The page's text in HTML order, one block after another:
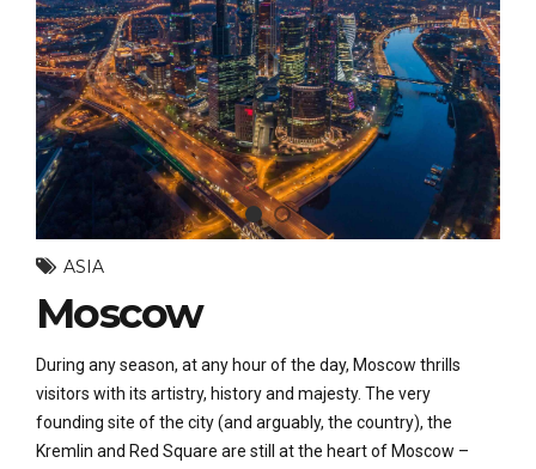
ASIA
Moscow
During any season, at any hour of the day, Moscow thrills
visitors with its artistry, history and majesty. The very
founding site of the city (and arguably, the country), the
Kremlin and Red Square are still at the heart of Moscow –